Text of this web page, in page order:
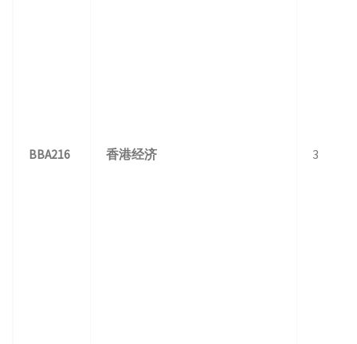
BBA216 香港经济 3